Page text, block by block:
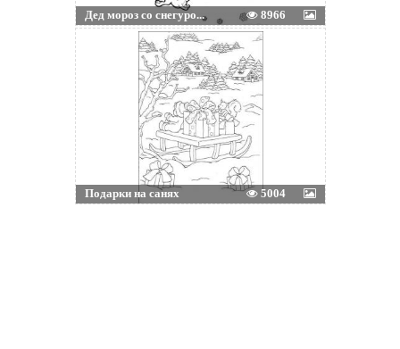
Дед мороз со снегуро... 8966
Подарки на санях 5004